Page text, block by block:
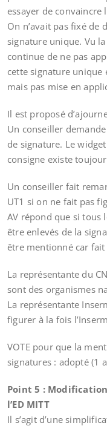
essayer de convaincre
On n’avait pas fixé de
signature unique. Vu
continue de ne pas
cette signature unique
mais pas mise en
Il est proposé
Un conseiller
de signature. Le
consigne existe
Un conseiller fait
UT1 si on ne fait pas
AV répond que si tous
être enlevés de la
être mentionné car fait
La représentante du
sont des organismes
La représentante
figurer à la fois
VOTE pour que la
signatures : adopté (1
Point 5 :
l’ED MITT
Il s’agit d’une